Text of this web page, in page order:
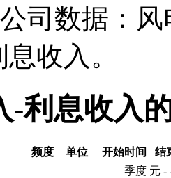
司数据：
收入。
-利息收入
频度 单位 开始时间
结
季度 元 -